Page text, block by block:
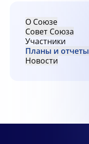
О Союзе
Совет Союза
Участники
Планы и отчеты
Новости